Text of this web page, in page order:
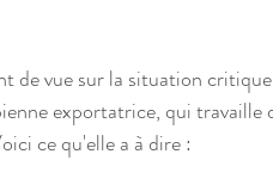
de vue sur la situation
exportatrice, qui travaille
ce qu'elle a à dire :